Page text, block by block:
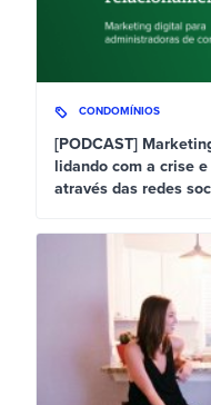
CONDOMÍNIOS
[PODCAST]
lidando com a crise
através das redes